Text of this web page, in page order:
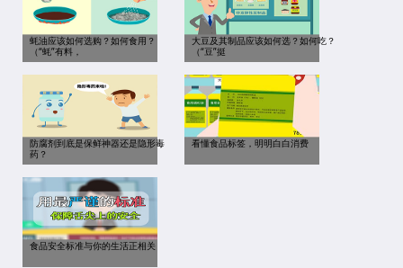
蚝油应该如何选购？如何食用？
（“蚝”有料，
大豆及其制品应该如何选？如何吃？
（“豆”挺
防腐剂到底是保鲜神器还是隐形毒
药？
看懂食品标签，明明白白消费
食品安全标准与你的生活正相关